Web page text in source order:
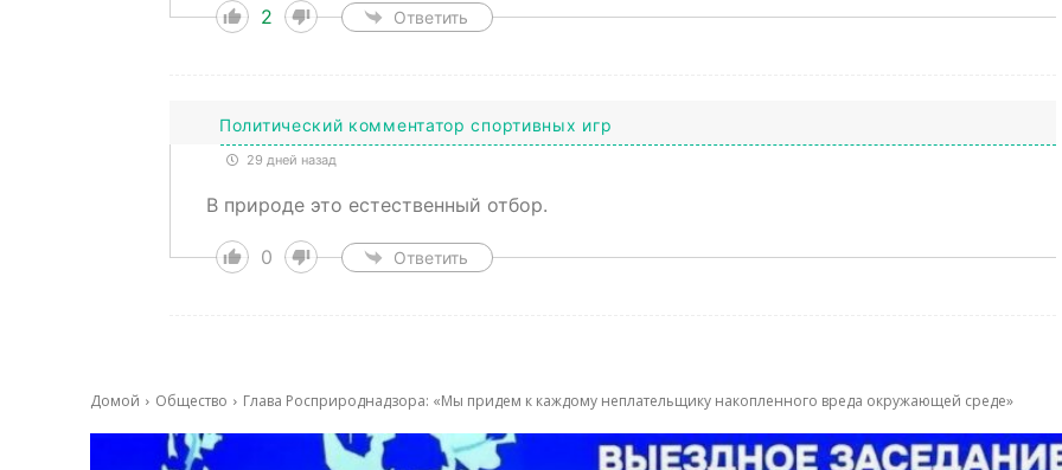
2 Ответить
Политический комментатор спортивных игр
29 дней назад
В природе это естественный отбор.
0 Ответить